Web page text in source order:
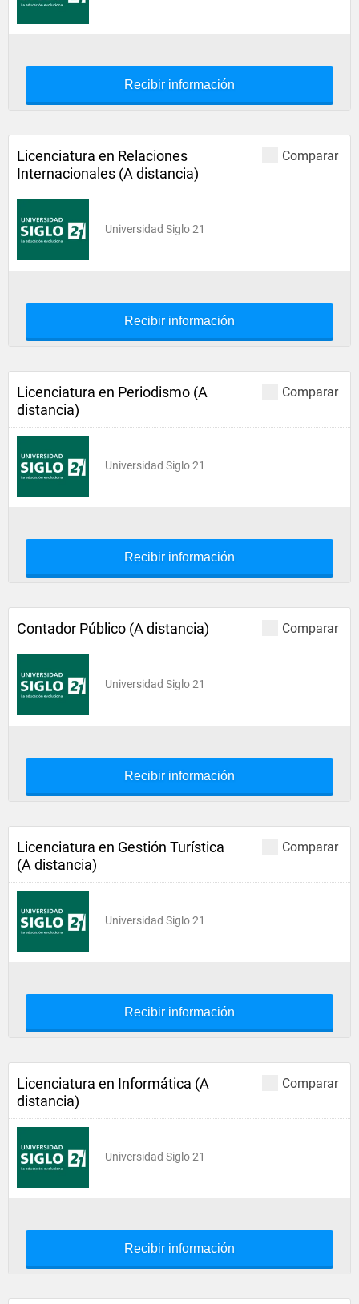
Recibir información
Comparar
Licenciatura en Relaciones
Internacionales (A distancia)
Universidad Siglo 21
Recibir información
Comparar
Licenciatura en Periodismo (A
distancia)
Universidad Siglo 21
Recibir información
Comparar
Contador Público (A distancia)
Universidad Siglo 21
Recibir información
Comparar
Licenciatura en Gestión Turística
(A distancia)
Universidad Siglo 21
Recibir información
Comparar
Licenciatura en Informática (A
distancia)
Universidad Siglo 21
Recibir información